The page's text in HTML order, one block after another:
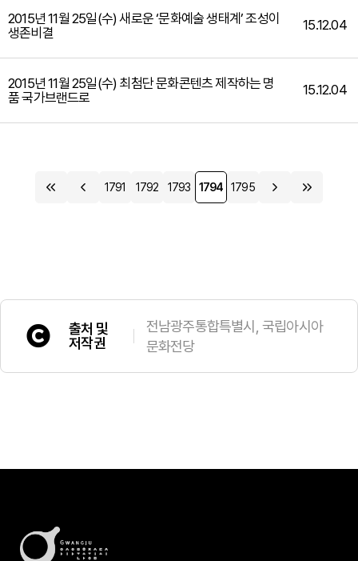
2015년 11월 25일(수) 새로운 ‘문화예술 생태계’ 조성이
생존비결
15.12.04
2015년 11월 25일(수) 최첨단 문화콘텐츠 제작하는 명
품 국가브랜드로
15.12.04
1791 1792 1793 1794 1795
출처 및
저작권
전남광주통합특별시, 국립아시아
문화전당